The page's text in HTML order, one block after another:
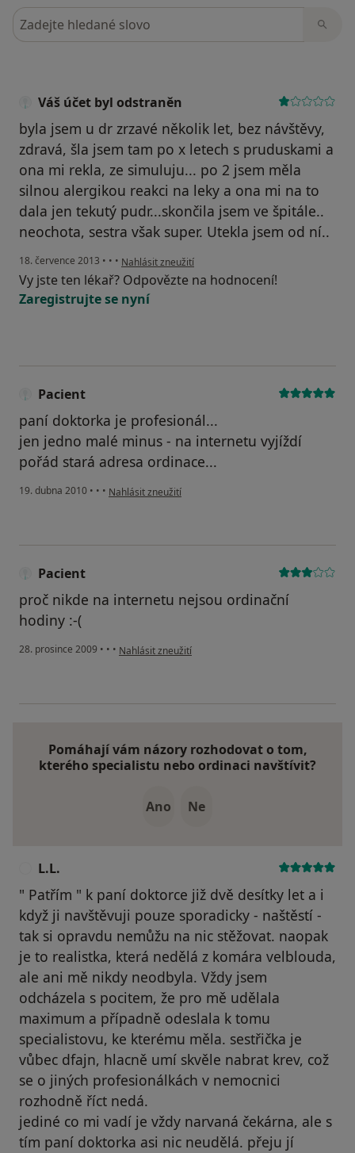
Hledejte v názorech
Váš účet byl odstraněn
byla jsem u dr zrzavé několik let, bez návštěvy,
zdravá, šla jsem tam po x letech s pruduskami a
ona mi rekla, ze simuluju... po 2 jsem měla
silnou alergikou reakci na leky a ona mi na to
dala jen tekutý pudr...skončila jsem ve špitále..
neochota, sestra však super. Utekla jsem od ní..
18. července 2013 • • • podle názoru uživatele Váš účet byl odstraněn
Nahlásit zneužití
Vy jste ten lékař? Odpovězte na hodnocení!
Zaregistrujte se nyní
Pacient
paní doktorka je profesionál...
jen jedno malé minus - na internetu vyjíždí
pořád stará adresa ordinace...
19. dubna 2010 • • • podle názoru uživatele Pacient
Nahlásit zneužití
Pacient
proč nikde na internetu nejsou ordinační
hodiny :-(
28. prosince 2009 • • • podle názoru uživatele Pacient
Nahlásit zneužití
Pomáhají vám názory rozhodovat o tom,
kterého specialistu nebo ordinaci navštívit?
Ano Ne
L.L.
" Patřím " k paní doktorce již dvě desítky let a i
když ji navštěvuji pouze sporadicky - naštěstí -
tak si opravdu nemůžu na nic stěžovat. naopak
je to realistka, která nedělá z komára velblouda,
ale ani mě nikdy neodbyla. Vždy jsem
odcházela s pocitem, že pro mě udělala
maximum a případně odeslala k tomu
specialistovu, ke kterému měla. sestřička je
vůbec dfajn, hlacně umí skvěle nabrat krev, což
se o jiných profesionálkách v nemocnici
rozhodně říct nedá.
jediné co mi vadí je vždy narvaná čekárna, ale s
tím paní doktorka asi nic neudělá. přeju jí